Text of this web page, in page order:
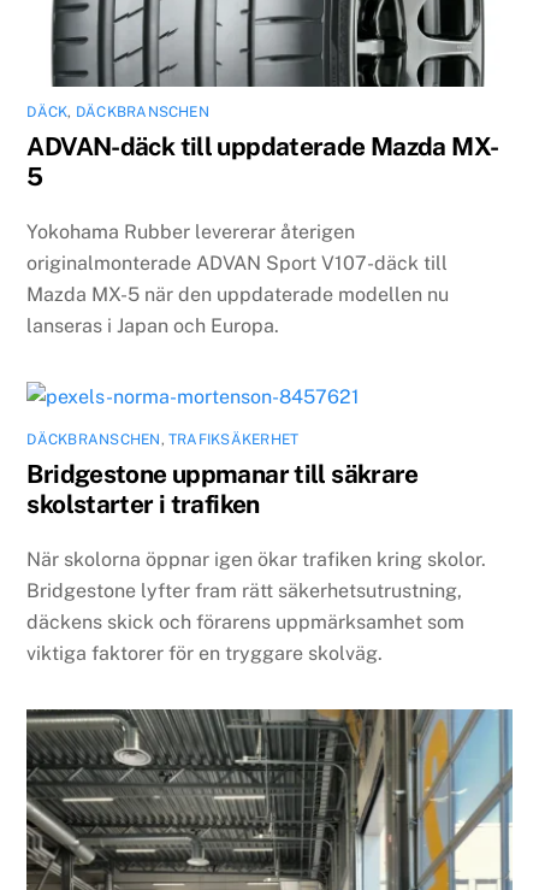
DÄCK, DÄCKBRANSCHEN
ADVAN-däck till uppdaterade Mazda MX-
5
Yokohama Rubber levererar återigen
originalmonterade ADVAN Sport V107-däck till
Mazda MX-5 när den uppdaterade modellen nu
lanseras i Japan och Europa.
DÄCKBRANSCHEN,TRAFIKSÄKERHET
Bridgestone uppmanar till säkrare
skolstarter i trafiken
När skolorna öppnar igen ökar trafiken kring skolor.
Bridgestone lyfter fram rätt säkerhetsutrustning,
däckens skick och förarens uppmärksamhet som
viktiga faktorer för en tryggare skolväg.